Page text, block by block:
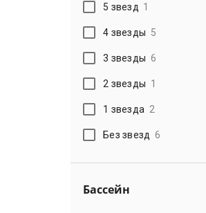
5 звезд 1
4 звезды 5
3 звезды 6
2 звезды 1
1 звезда 2
Без звезд 6
Бассейн